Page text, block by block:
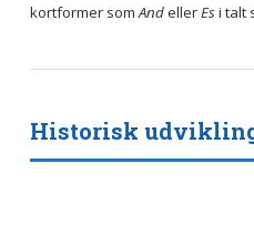
kortformer som Andeller Esi talt
Historisk